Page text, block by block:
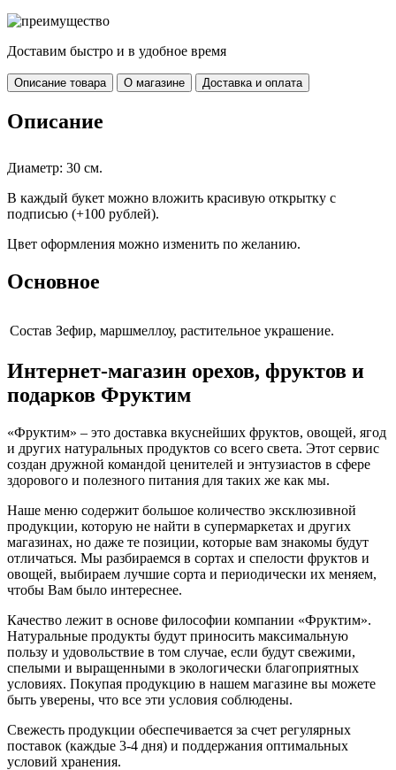
Доставим быстро и в удобное время
Описание товара О магазине Доставка и оплата
Описание
Диаметр: 30 см.
В каждый букет можно вложить красивую открытку с
подписью (+100 рублей).
Цвет оформления можно изменить по желанию.
Основное
Cостав Зефир, маршмеллоу, растительное украшение.
Интернет-магазин орехов, фруктов и
подарков Фруктим
«Фруктим» – это доставка вкуснейших фруктов, овощей, ягод
и других натуральных продуктов со всего света. Этот сервис
создан дружной командой ценителей и энтузиастов в сфере
здорового и полезного питания для таких же как мы.
Наше меню содержит большое количество эксклюзивной
продукции, которую не найти в супермаркетах и других
магазинах, но даже те позиции, которые вам знакомы будут
отличаться. Мы разбираемся в сортах и спелости фруктов и
овощей, выбираем лучшие сорта и периодически их меняем,
чтобы Вам было интереснее.
Качество лежит в основе философии компании «Фруктим».
Натуральные продукты будут приносить максимальную
пользу и удовольствие в том случае, если будут свежими,
cпелыми и выращенными в экологически благоприятных
условиях. Покупая продукцию в нашем магазине вы можете
быть уверены, что все эти условия соблюдены.
Свежесть продукции обеспечивается за счет регулярных
поставок (каждые 3-4 дня) и поддержания оптимальных
условий хранения.